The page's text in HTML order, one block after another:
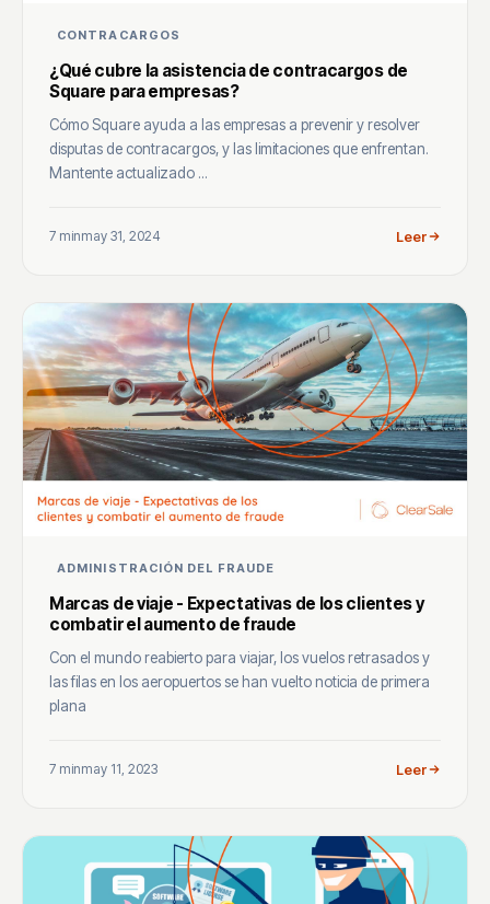
CONTRACARGOS
¿Qué cubre la asistencia de contracargos de
Square para empresas?
Cómo Square ayuda a las empresas a prevenir y resolver
disputas de contracargos, y las limitaciones que enfrentan.
Mantente actualizado ...
7 minmay 31, 2024 Leer
ADMINISTRACIÓN DEL FRAUDE
Marcas de viaje - Expectativas de los clientes y
combatir el aumento de fraude
Con el mundo reabierto para viajar, los vuelos retrasados y
las filas en los aeropuertos se han vuelto noticia de primera
plana
7 minmay 11, 2023 Leer